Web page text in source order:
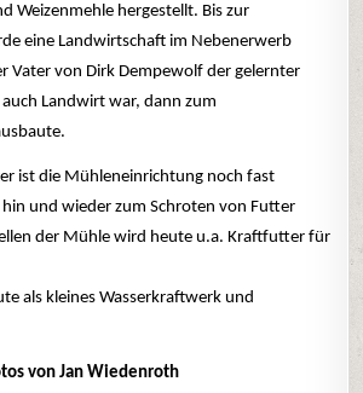
Weizenmehle hergestellt. Bis zur
eine Landwirtschaft im Nebenerwerb
Vater von Dirk Dempewolf der gelernter
Landwirt war, dann zum
ist die Mühleneinrichtung noch fast
und wieder zum Schroten von Futter
der Mühle wird heute u.a. Kraftfutter für
als kleines Wasserkraftwerk und
von Jan Wiedenroth